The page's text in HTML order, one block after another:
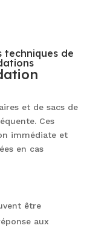
techniques de
et de sacs de
Ces
immédiate et
en cas
être
aux